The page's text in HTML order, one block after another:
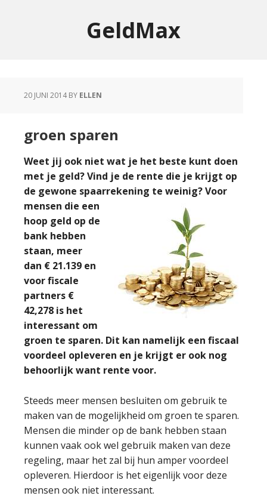
GeldMax
20 JUNI 2014BY ELLEN
groen sparen
Weet jij ook niet wat je het beste kunt doen
met je geld? Vind je de rente die je krijgt op
de gewone spaarrekening te weinig? Voor
mensen die een
hoop geld op de
bank hebben
staan, meer
dan € 21.139 en
voor fiscale
partners €
42,278 is het
interessant om
groen te sparen. Dit kan namelijk een fiscaal
voordeel opleveren en je krijgt er ook nog
behoorlijk want rente voor.
Steeds meer mensen besluiten om gebruik te
maken van de mogelijkheid om groen te sparen.
Mensen die minder op de bank hebben staan
kunnen vaak ook wel gebruik maken van deze
regeling, maar het zal bij hun amper voordeel
opleveren. Hierdoor is het eigenlijk voor deze
mensen ook niet interessant.